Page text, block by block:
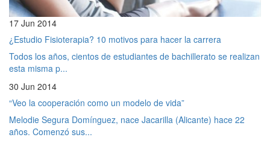
17 Jun 2014
¿Estudio Fisioterapia? 10 motivos para hacer la carrera
Todos los años, cientos de estudiantes de bachillerato se realizan
esta misma p...
30 Jun 2014
“Veo la cooperación como un modelo de vida”
Melodie Segura Domínguez, nace Jacarilla (Alicante) hace 22
años. Comenzó sus...